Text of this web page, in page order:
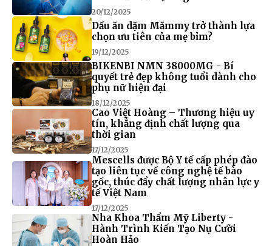
20/12/2025
Dầu ăn dặm Mămmy trở thành lựa
chọn ưu tiên của mẹ bỉm?
19/12/2025
BIKENBI NMN 38000MG - Bí
quyết trẻ đẹp không tuổi dành cho
phụ nữ hiện đại
18/12/2025
Cao Việt Hoàng – Thương hiệu uy
tín, khẳng định chất lượng qua
thời gian
17/12/2025
Mescells được Bộ Y tế cấp phép đào
tạo liên tục về công nghệ tế bào
gốc, thúc đẩy chất lượng nhân lực y
tế Việt Nam
17/12/2025
Nha Khoa Thẩm Mỹ Liberty -
Hành Trình Kiến Tạo Nụ Cười
Hoàn Hảo